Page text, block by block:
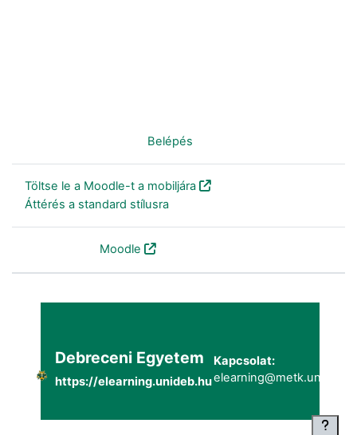
Belépés
Töltse le a Moodle-t a mobiljára
Áttérés a standard stílusra
Moodle
Debreceni Egyetem
https://elearning.unideb.hu
Kapcsolat: